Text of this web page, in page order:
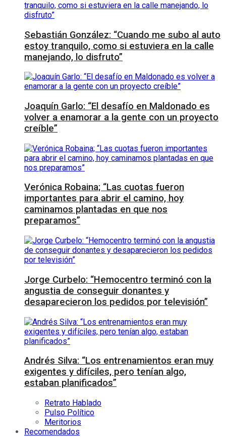
Sebastián González: “Cuando me subo al auto
estoy tranquilo, como si estuviera en la calle
manejando, lo disfruto”
Joaquín Garlo: “El desafío en Maldonado es
volver a enamorar a la gente con un proyecto
creíble”
Verónica Robaina; “Las cuotas fueron
importantes para abrir el camino, hoy
caminamos plantadas en que nos
preparamos”
Jorge Curbelo: “Hemocentro terminó con la
angustia de conseguir donantes y
desaparecieron los pedidos por televisión”
Andrés Silva: “Los entrenamientos eran muy
exigentes y difíciles, pero tenían algo,
estaban planificados”
Retrato Hablado
Pulso Político
Meritorios
Recomendados